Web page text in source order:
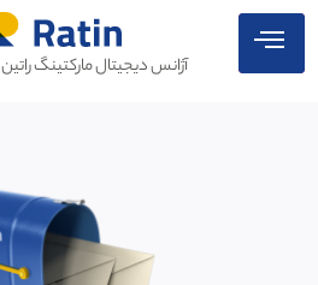
آژانس دیجیتال مارکتینگ راتین